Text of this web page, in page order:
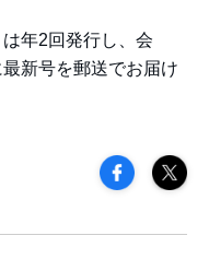
は年2回発行し、会
新号を郵送でお届け